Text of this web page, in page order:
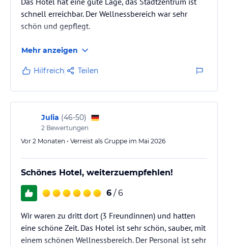
schnell erreichbar. Der Wellnessbereich war sehr
schön und gepflegt.
Mehr anzeigen
Hilfreich Teilen
Julia (46-50)
2 Bewertungen
Vor 2 Monaten • Verreist als Gruppe im Mai 2026
Schönes Hotel, weiterzuempfehlen!
6 / 6
Wir waren zu dritt dort (3 Freundinnen) und hatten
eine schöne Zeit. Das Hotel ist sehr schön, sauber, mit
einem schönen Wellnessbereich. Der Personal ist sehr